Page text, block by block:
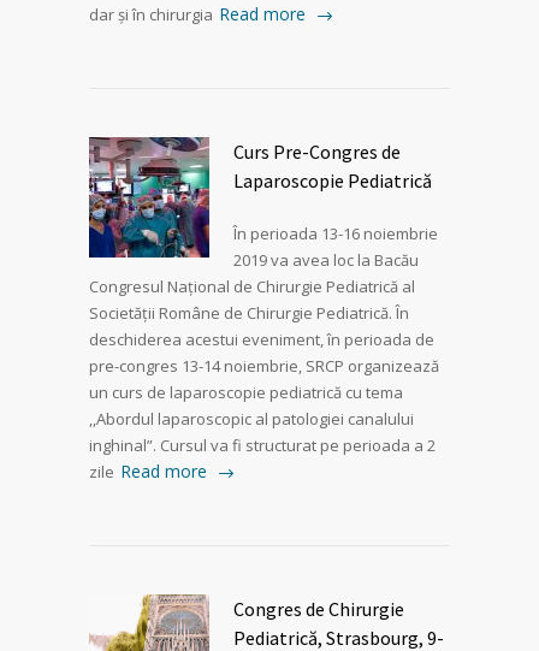
dar și în chirurgia Read more
Curs Pre-Congres de
Laparoscopie Pediatrică
În perioada 13-16 noiembrie
2019 va avea loc la Bacău
Congresul Național de Chirurgie Pediatrică al
Societății Române de Chirurgie Pediatrică. În
deschiderea acestui eveniment, în perioada de
pre-congres 13-14 noiembrie, SRCP organizează
un curs de laparoscopie pediatrică cu tema
,,Abordul laparoscopic al patologiei canalului
inghinal”. Cursul va fi structurat pe perioada a 2
zile Read more
Congres de Chirurgie
Pediatrică, Strasbourg, 9-